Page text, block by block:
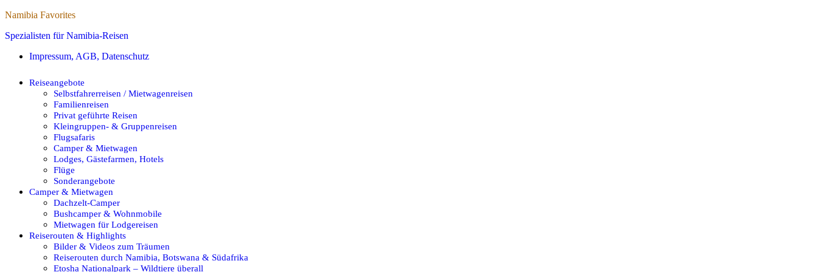
Namibia Favorites
Spezialisten für Namibia-Reisen
Impressum, AGB, Datenschutz
Reiseangebote
Selbstfahrerreisen / Mietwagenreisen
Familienreisen
Privat geführte Reisen
Kleingruppen- & Gruppenreisen
Flugsafaris
Camper & Mietwagen
Lodges, Gästefarmen, Hotels
Flüge
Sonderangebote
Camper & Mietwagen
Dachzelt-Camper
Bushcamper & Wohnmobile
Mietwagen für Lodgereisen
Reiserouten & Highlights
Bilder & Videos zum Träumen
Reiserouten durch Namibia, Botswana & Südafrika
Etosha Nationalpark – Wildtiere überall